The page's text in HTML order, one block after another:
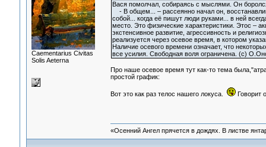
Сaementarius Civitas
Solis Aeterna
Вася помолчал, собираясь с мыслями. Он
- В общем... – рассеянно начал он,
собой... когда её пишут люди руками... в ней
место. Это физические характеристики. Этос –
экстенсивное развитие, агрессивность и
реализуется через осевое время, в котором
Наличие осевого времени означает, что
все усилия. Свободная воля ограничена. (с)
Про наше осевое время тут как-то тема
простой график:
Вот это как раз телос нашего локуса. Говорит
«Осенний Ангел прячется в дождях. В листве